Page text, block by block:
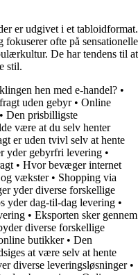
er udgivet i et tabloidformat.
fokuserer ofte på sensationelle
De har tendens til at
stil.
hen med e-handel? •
uden gebyr• Online
Den prisbilligste
være at du selv henter
er uden tvivl selv at hente
yder gebyrfri levering •
• Hvor bevæger internet
vækster• Shopping via
yder diverse forskellige
yder dag-til-dag levering •
• Eksporten sker gennem
diverse forskellige
butikker• Den
at være selv at hente
diverse leveringsløsninger•